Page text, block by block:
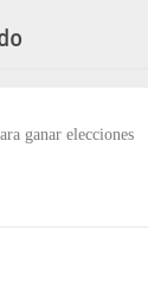
ganar elecciones